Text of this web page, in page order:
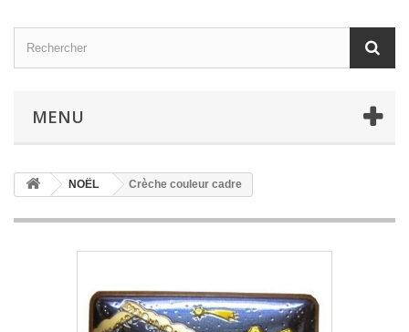
MENU
NOËL Crèche couleur cadre